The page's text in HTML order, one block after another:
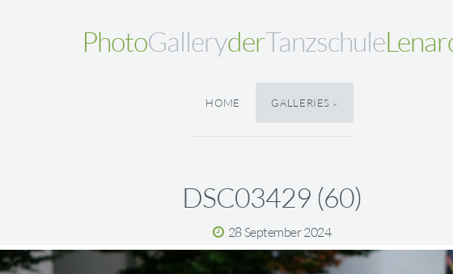
PhotoGalleryderTanzschule
HOME GALLERIES
DSC03429 (60)
28 September 2024